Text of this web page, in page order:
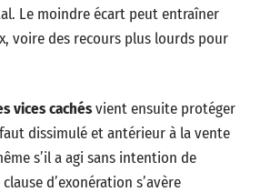
Le moindre écart peut entraîner
voire des recours plus lourds pour
vices cachésvient ensuite protéger
dissimulé et antérieur à la vente
s’il a agi sans intention de
d’exonération s’avère